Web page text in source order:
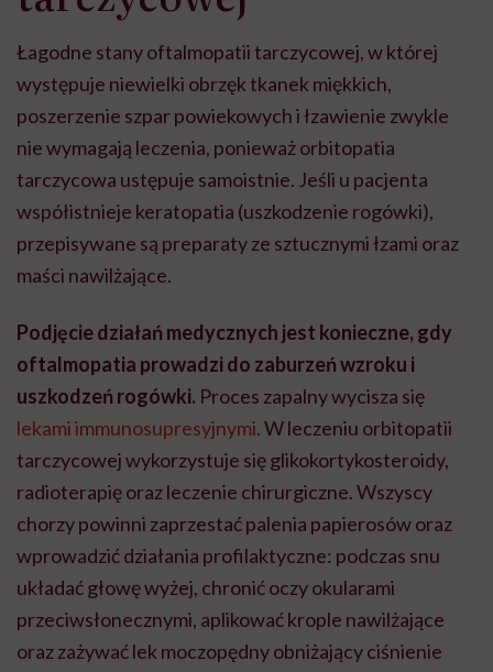
Łagodne stany oftalmopatii tarczycowej, w której
występuje niewielki obrzęk tkanek miękkich,
poszerzenie szpar powiekowych i łzawienie zwykle
nie wymagają leczenia, ponieważ orbitopatia
tarczycowa ustępuje samoistnie. Jeśli u pacjenta
współistnieje keratopatia (uszkodzenie rogówki),
przepisywane są preparaty ze sztucznymi łzami oraz
maści nawilżające.
Podjęcie działań medycznych jest konieczne, gdy
oftalmopatia prowadzi do zaburzeń wzroku i
uszkodzeń rogówki. Proces zapalny wycisza się
lekami immunosupresyjnymi. W leczeniu orbitopatii
tarczycowej wykorzystuje się glikokortykosteroidy,
radioterapię oraz leczenie chirurgiczne. Wszyscy
chorzy powinni zaprzestać palenia papierosów oraz
wprowadzić działania profilaktyczne: podczas snu
układać głowę wyżej, chronić oczy okularami
przeciwsłonecznymi, aplikować krople nawilżające
oraz zażywać lek moczopędny obniżający ciśnienie